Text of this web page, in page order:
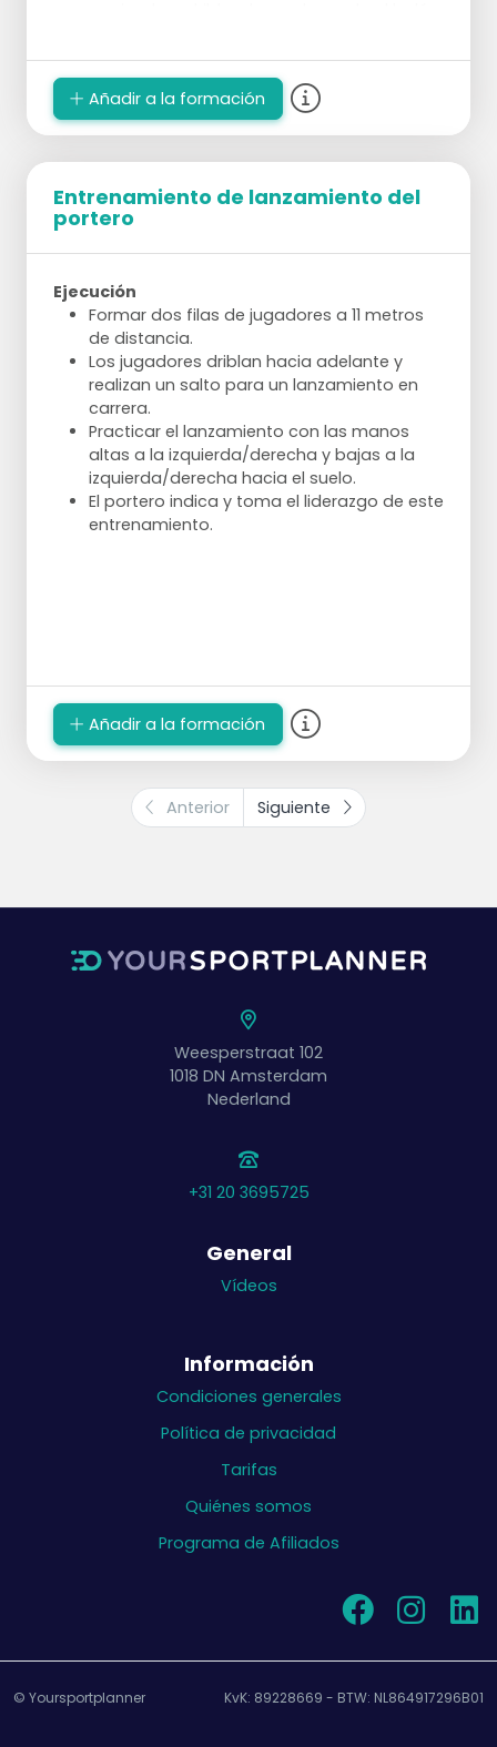
Quien tenga menos balones después de un
minuto, gana.
Añadir a la formación
Entrenamiento de lanzamiento del
portero
Ejecución
Formar dos filas de jugadores a 11 metros
de distancia.
Los jugadores driblan hacia adelante y
realizan un salto para un lanzamiento en
carrera.
Practicar el lanzamiento con las manos
altas a la izquierda/derecha y bajas a la
izquierda/derecha hacia el suelo.
El portero indica y toma el liderazgo de este
entrenamiento.
Añadir a la formación
Anterior Siguiente
Weesperstraat 102
1018 DN Amsterdam
Nederland
+31 20 3695725
General
Vídeos
Información
Condiciones generales
Política de privacidad
Tarifas
Quiénes somos
Programa de Afiliados
© Yoursportplanner KvK: 89228669 - BTW: NL864917296B01